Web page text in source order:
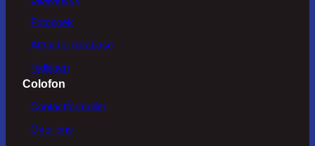
Fotoboek
Attractie database
Tijdlijnen
Colofon
Contactformulier
Over ons